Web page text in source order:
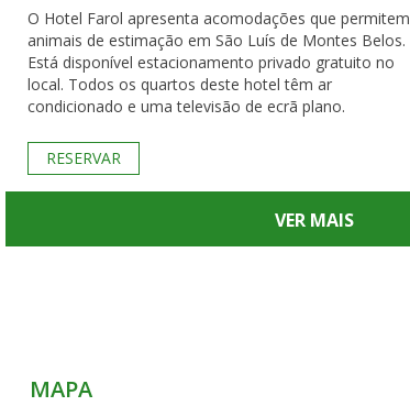
O Hotel Farol apresenta acomodações que permitem
animais de estimação em São Luís de Montes Belos.
Está disponível estacionamento privado gratuito no
local. Todos os quartos deste hotel têm ar
condicionado e uma televisão de ecrã plano.
RESERVAR
VER MAIS
MAPA